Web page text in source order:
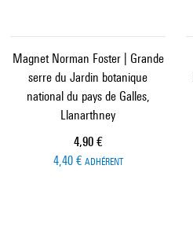
Magnet Norman Foster | Grande
serre du Jardin botanique
national du pays de Galles,
Llanarthney
Prix ​​actuel
4,90 €
4,40 € ADHÉRENT